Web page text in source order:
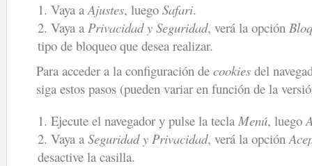
Vaya aAjustes, luego Safari.
Vaya a Privacidad y Seguridad, verá la opción
tipo de bloqueo que desea realizar.
Para acceder a la configuración de cookies del
siga estos pasos (pueden variar en función de la
Ejecute el navegador y pulse la tecla Menú, luego
Vaya a Seguridad y Privacidad, verá la opción
desactive la casilla.